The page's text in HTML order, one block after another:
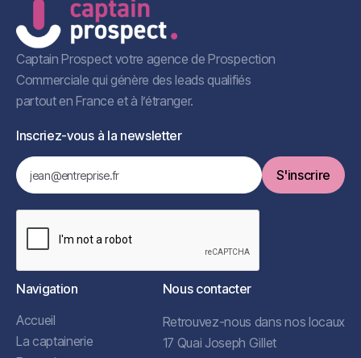
Captain Prospect votre agence de Prospection
Commerciale qui génère des leads qualifiés
partout en France et à l’étranger.
Inscriez-vous à la newsletter
Navigation
Accueil
La captainerie
Nous contacter
Retrouvez-nous dans nos locaux
17 Quai Joseph Gillet